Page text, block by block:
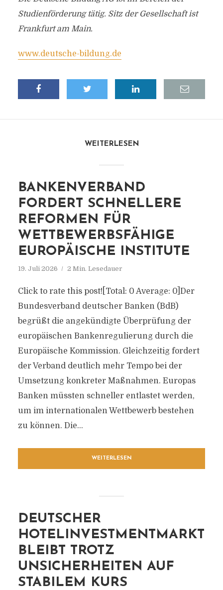
Studienförderung tätig. Sitz der Gesellschaft ist
Frankfurt am Main.
www.deutsche-bildung.de
WEITERLESEN
BANKENVERBAND
FORDERT SCHNELLERE
REFORMEN FÜR
WETTBEWERBSFÄHIGE
EUROPÄISCHE INSTITUTE
19. Juli 2026 2 Min. Lesedauer
Click to rate this post![Total: 0 Average: 0]Der
Bundesverband deutscher Banken (BdB)
begrüßt die angekündigte Überprüfung der
europäischen Bankenregulierung durch die
Europäische Kommission. Gleichzeitig fordert
der Verband deutlich mehr Tempo bei der
Umsetzung konkreter Maßnahmen. Europas
Banken müssten schneller entlastet werden,
um im internationalen Wettbewerb bestehen
zu können. Die...
WEITERLESEN
DEUTSCHER
HOTELINVESTMENTMARKT
BLEIBT TROTZ
UNSICHERHEITEN AUF
STABILEM KURS